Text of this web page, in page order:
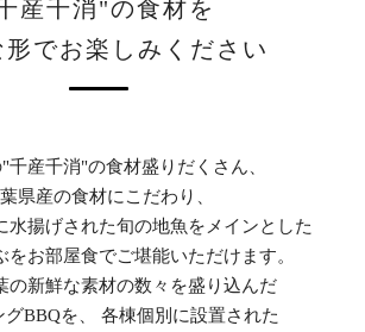
産千消"の食材を
形でお楽しみください
千産千消"の食材盛りだくさん、
県産の食材にこだわり、
水揚げされた旬の地魚をメインとした
をお部屋食でご堪能いただけます。
の新鮮な素材の数々を盛り込んだ
BBQを、
各棟個別に設置された